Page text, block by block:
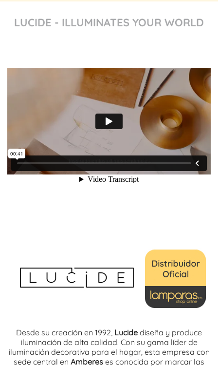
LUCIDE - ILLUMINATES YOUR WORLD
Desde su creación en 1992, Lucide diseña y produce
iluminación de alta calidad. Con su gama líder de
iluminación decorativa para el hogar, esta empresa con
sede central en Amberes es conocida por marcar las